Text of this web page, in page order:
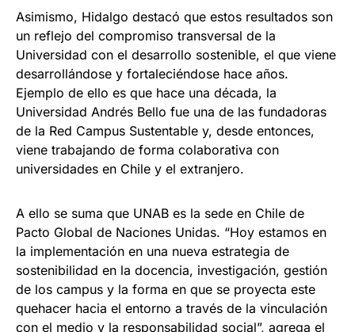
Asimismo, Hidalgo destacó que estos resultados son
un reflejo del compromiso transversal de la
Universidad con el desarrollo sostenible, el que viene
desarrollándose y fortaleciéndose hace años.
Ejemplo de ello es que hace una década, la
Universidad Andrés Bello fue una de las fundadoras
de la Red Campus Sustentable y, desde entonces,
viene trabajando de forma colaborativa con
universidades en Chile y el extranjero.
A ello se suma que UNAB es la sede en Chile de
Pacto Global de Naciones Unidas. “Hoy estamos en
la implementación en una nueva estrategia de
sostenibilidad en la docencia, investigación, gestión
de los campus y la forma en que se proyecta este
quehacer hacia el entorno a través de la vinculación
con el medio y la responsabilidad social”, agrega el